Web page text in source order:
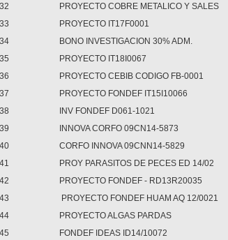
32
PROYECTO COBRE METALICO Y SALES
33
PROYECTO IT17F0001
34
BONO INVESTIGACION 30% ADM.
35
PROYECTO IT18I0067
36
PROYECTO CEBIB CODIGO FB-0001
37
PROYECTO FONDEF IT15I10066
38
INV FONDEF D061-1021
39
INNOVA CORFO 09CN14-5873
40
CORFO INNOVA 09CNN14-5829
41
PROY PARASITOS DE PECES ED 14/02
42
PROYECTO FONDEF - RD13R20035
43
PROYECTO FONDEF HUAM AQ 12/0021
44
PROYECTO ALGAS PARDAS
45
FONDEF IDEAS ID14/10072